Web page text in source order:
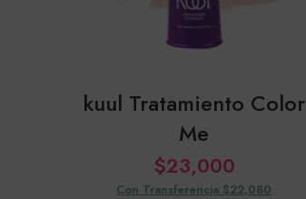
kuul Tratamiento Color
Me
$23,000
Con Transferencia $22,080